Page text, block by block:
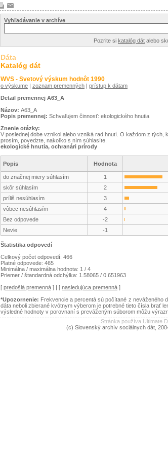
Vyhľadávanie v archíve
Pozrite si katalóg dát alebo
Dáta
Katalóg dát
WVS - Svetový výskum hodnôt 1990
o výskume | zoznam premenných | prístup k dátam
Detail premennej A63_A
Názov: A63_A
Popis premennej: Schvaľujem činnosť: ekologického hnutia
Znenie otázky:
V poslednej dobe vznikol alebo vzniká rad hnutí. O každom z tých,
prosím, povedzte, nakoľko s ním súhlasíte.
ekologické hnutia, ochranári prírody
Popis Hodnota
do značnej miery súhlasím 1
skôr súhlasím
2
príliš nesúhlasím
3
vôbec nesúhlasím
4
Bez odpovede
-2
Nevie
-1
Štatistika odpovedí
Celkový počet odpovedí: 466
Platné odpovede: 465
Minimálna / maximálna hodnota: 1 / 4
Priemer / štandardná odchýlka: 1.58065 / 0.651963
[ predošlá premenná ] | [ nasledujúca premenná ]
*Upozornenie: Frekvencie a percentá sú počítané z neváženého
dáta neboli zbierané kvótnym výberom je potrebné tieto čísla brať
výsledné hodnoty v porovnaní s preváženým súborom môžu
Stránka používa Ultimate
(c) Slovenský archív sociálnych dát,